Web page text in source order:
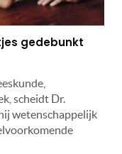
gedebunkt
scheidt Dr.
wetenschappelijk